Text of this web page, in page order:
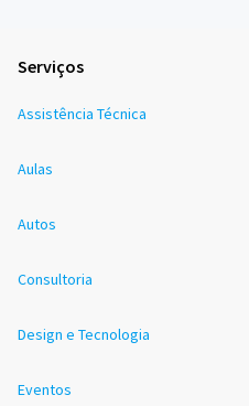
Serviços
Assistência Técnica
Aulas
Autos
Consultoria
Design e Tecnologia
Eventos